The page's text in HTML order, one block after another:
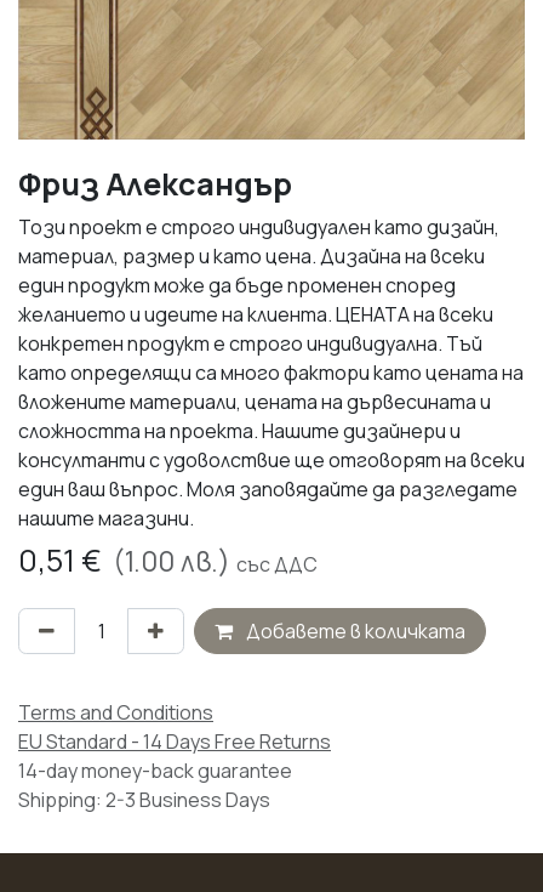
Фриз Александър
Този проект е строго индивидуален като дизайн,
материал, размер и като цена. Дизайна на всеки
един продукт може да бъде променен според
желанието и идеите на клиента. ЦЕНАТА на всеки
конкретен продукт е строго индивидуална. Тъй
като определящи са много фактори като цената на
вложените материали, цената на дървесината и
сложността на проекта. Нашите дизайнери и
консултанти с удоволствие ще отговорят на всеки
един ваш въпрос. Моля заповядайте да разгледате
нашите магазини.
0,51 € (1.00лв.) със ДДС
Добавете в количката
Terms and Conditions
EU Standard - 14 Days Free Returns
14-day money-back guarantee
Shipping: 2-3 Business Days